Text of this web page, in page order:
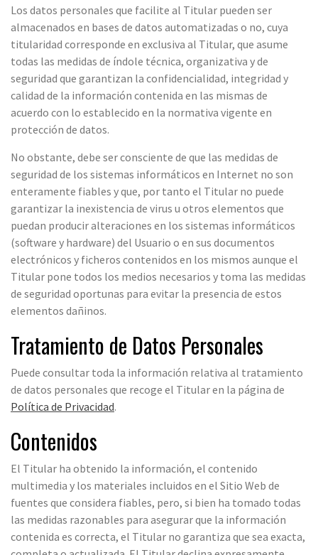
Los datos personales que facilite al Titular pueden ser
almacenados en bases de datos automatizadas o no, cuya
titularidad corresponde en exclusiva al Titular, que asume
todas las medidas de índole técnica, organizativa y de
seguridad que garantizan la confidencialidad, integridad y
calidad de la información contenida en las mismas de
acuerdo con lo establecido en la normativa vigente en
protección de datos.
No obstante, debe ser consciente de que las medidas de
seguridad de los sistemas informáticos en Internet no son
enteramente fiables y que, por tanto el Titular no puede
garantizar la inexistencia de virus u otros elementos que
puedan producir alteraciones en los sistemas informáticos
(software y hardware) del Usuario o en sus documentos
electrónicos y ficheros contenidos en los mismos aunque el
Titular pone todos los medios necesarios y toma las medidas
de seguridad oportunas para evitar la presencia de estos
elementos dañinos.
Tratamiento de Datos Personales
Puede consultar toda la información relativa al tratamiento
de datos personales que recoge el Titular en la página de
Política de Privacidad.
Contenidos
El Titular ha obtenido la información, el contenido
multimedia y los materiales incluidos en el Sitio Web de
fuentes que considera fiables, pero, si bien ha tomado todas
las medidas razonables para asegurar que la información
contenida es correcta, el Titular no garantiza que sea exacta,